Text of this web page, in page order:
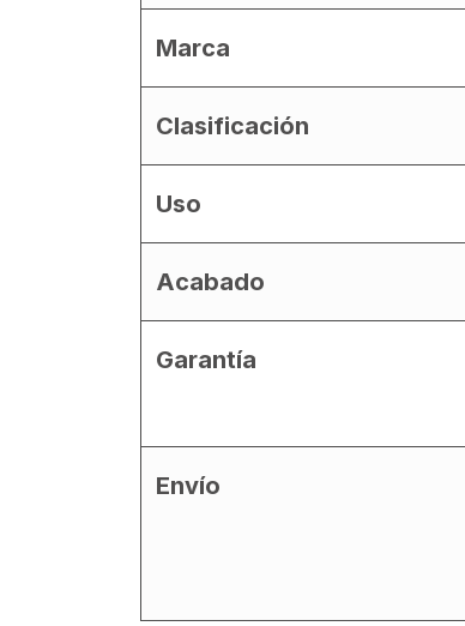
Marca
Clasificación
Uso
Acabado
Garantía
Envío